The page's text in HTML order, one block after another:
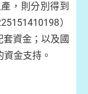
，則分別得到
）
資金；以及國
金支持。